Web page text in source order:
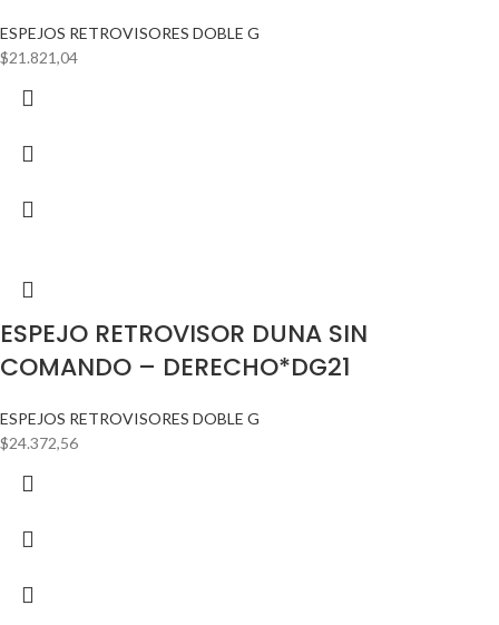
ESPEJOS RETROVISORES DOBLE G
$21.821,04
ESPEJO RETROVISOR DUNA SIN
COMANDO – DERECHO*DG21
ESPEJOS RETROVISORES DOBLE G
$24.372,56